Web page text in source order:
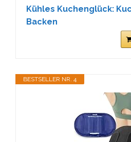
Kühles Kuchenglück:
Backen
BESTSELLER NR. 4